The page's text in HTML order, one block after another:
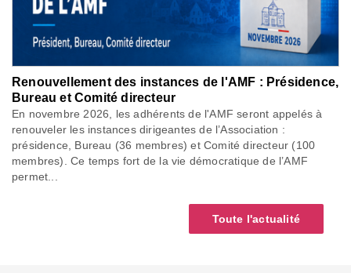
Renouvellement des instances de l'AMF : Présidence,
Bureau et Comité directeur
En novembre 2026, les adhérents de l'AMF seront appelés à
renouveler les instances dirigeantes de l’Association :
présidence, Bureau (36 membres) et Comité directeur (100
membres). Ce temps fort de la vie démocratique de l’AMF
permet...
Toute l'actualité